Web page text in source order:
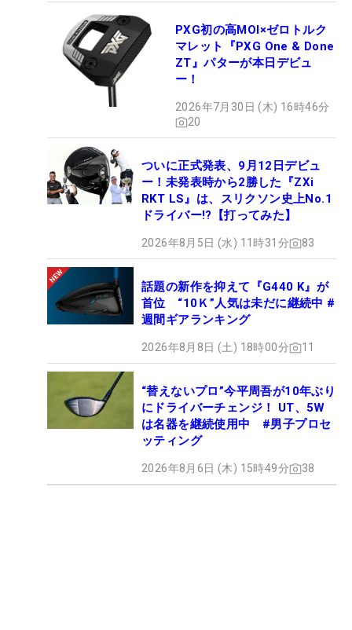
PXG初の高MOI×ゼロトルク
マレット『PXG One & Done
ZT』パターが本日デビュ
ー！
2026年7月30日 (木) 16時46分
20
ついに正式発表、9月12日デビュ
ー！未発表時から2勝した『ZXi
RKT LS』は、スリクソン史上No.1
ドライバー!?【打ってみた】
2026年8月5日 (水) 11時31分 83
話題の新作を抑えて『G440 K』が
首位 “10Ｋ”人気は未だに継続中 #
週間ギアランキング
2026年8月8日 (土) 18時00分 11
“替えないプロ”今平周吾が10年ぶり
にドライバーチェンジ！ UT、5W
は名器を継続使用中 #男子プロセ
ッティング
2026年8月6日 (木) 15時49分 38